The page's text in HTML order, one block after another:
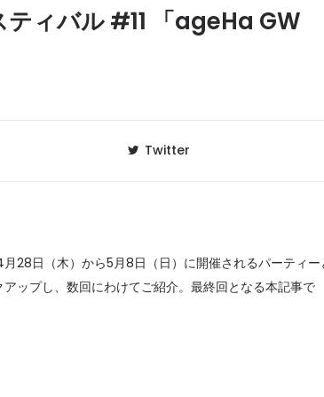
ィバル #11 「ageHa GW
Twitter
28日（木）から5月8日（日）に開催されるパーティー
ップし、数回にわけてご紹介。最終回となる本記事で
1
クラベリ